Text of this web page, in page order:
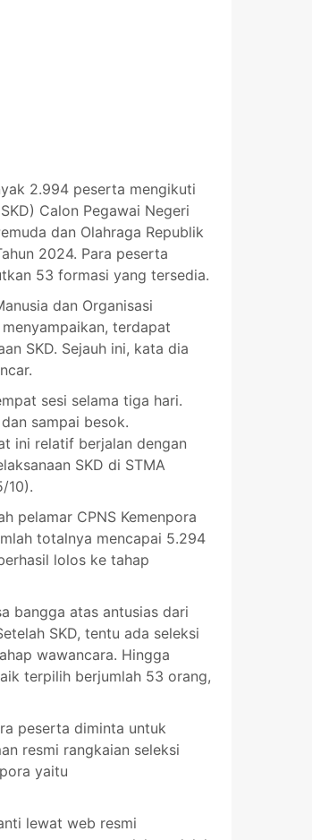
2.994 peserta mengikuti
Calon Pegawai Negeri
dan Olahraga Republik
2024. Para peserta
53 formasi yang tersedia.
dan Organisasi
terdapat
SKD. Sejauh ini, kata dia
sesi selama tiga hari.
sampai besok.
ini relatif berjalan dengan
SKD di STMA
10).
pelamar CPNS Kemenpora
totalnya mencapai 5.294
lolos ke tahap
bangga atas antusias dari
SKD, tentu ada seleksi
wawancara. Hingga
terpilih berjumlah 53 orang,
peserta diminta untuk
resmi rangkaian seleksi
yaitu
lewat web resmi